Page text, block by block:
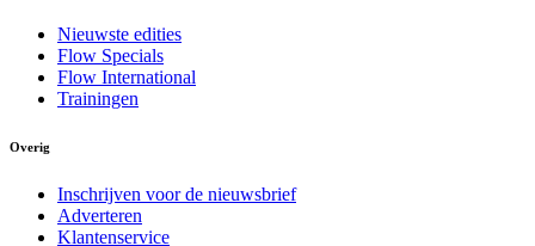
Nieuwste edities
Flow Specials
Flow International
Trainingen
Overig
Inschrijven voor de nieuwsbrief
Adverteren
Klantenservice